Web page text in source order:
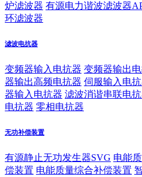
炉滤波器 有源电力谐波滤波器
环滤波器
滤波电抗器
变频器输入电抗器 变频器输出
器输出高频电抗器 伺服输入电
器输入电抗器 滤波消谐串联电
电抗器 零相电抗器
无功补偿装置
有源静止无功发生器SVG 电能
偿装置 电能质量综合补偿装置